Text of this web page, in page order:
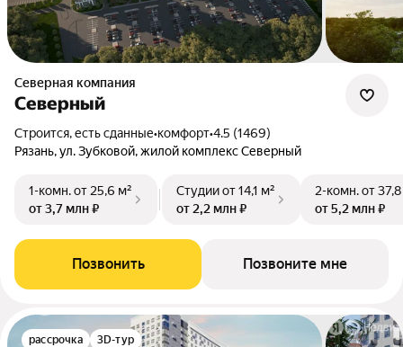
Северная компания
Северный
Строится, есть сданные•комфорт•4.5 (1469)
Рязань, ул. Зубковой, жилой комплекс Северный
1-комн.от 25,6 м²
от 3,7 млн ₽
Студииот 14,1 м²
от 2,2 млн ₽
2-комн.от
от 5,2 млн ₽
Позвонить Позвоните мне
рассрочка 3D-тур